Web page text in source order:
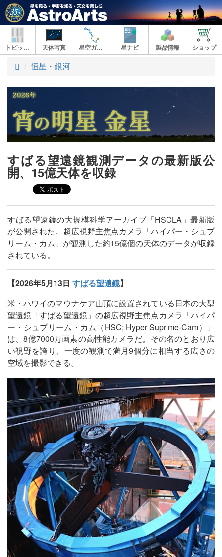
トピックス 天体写真 星空ガイド 星ナビ 製品情報 ショップ
ト
プ
恒星・銀河
すばる望遠鏡観測データの最新版公
開、15億天体を収録
すばる望遠鏡の大規模科学アーカイブ「HSCLA」最新版
が公開された。超広視野主焦点カメラ「ハイパー・シュプ
リーム・カム」が観測した約15億個の天体のデータが収録
されている。
【2026年5月13日 すばる望遠鏡】
米・ハワイのマウナケア山頂に設置されている日本の大型
望遠鏡「すばる望遠鏡」の超広視野主焦点カメラ「ハイパ
ー・シュプリーム・カム（HSC; Hyper Suprime-Cam）」
は、8億7000万画素の高性能カメラだ。その名のとおり広
い視野を誇り、一度の観測で満月9個分に相当する広さの
空域を撮影できる。